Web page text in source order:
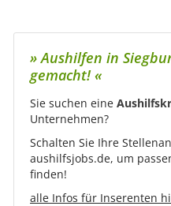
» Aushilfen in
gemacht! «
Sie suchen eine
Unternehmen?
Schalten Sie Ihre
aushilfsjobs.de, um
finden!
alle Infos für Inserenten